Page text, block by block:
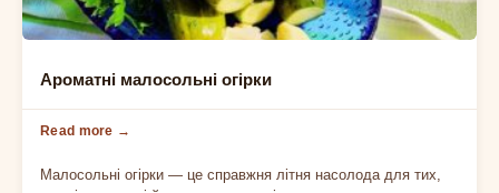
ХОЛОДНІ ЗАКУСКИ
Ароматні малосольні огірки
Малосольні огірки — це справжня літня насолода для тих,